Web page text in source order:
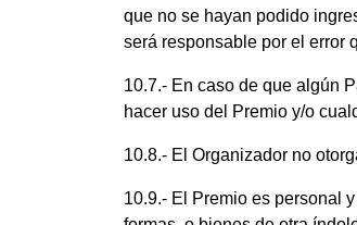
que no se hayan podido
será responsable por el error
10.7.- En caso de que algún
hacer uso del Premio y/o
10.8.- El Organizador no
10.9.- El Premio es personal